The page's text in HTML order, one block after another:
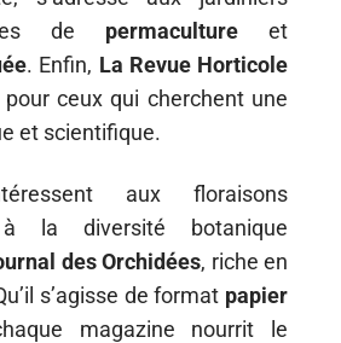
de permaculture et
. Enfin, La Revue Horticole
ceux qui cherchent une
et scientifique.
aux floraisons
la diversité botanique
des Orchidées, riche en
s’agisse de format papier
magazine nourrit le